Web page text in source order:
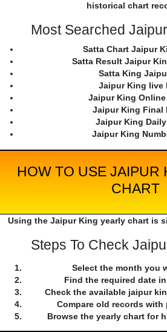
historical chart
Most Searched
Satta Chart Jaipur
Satta Result Jaipur
Satta King
Jaipur King live
Jaipur King
Jaipur King Final
Jaipur King
Jaipur King
HOW TO USE JAIPUR
CHART
Using the Jaipur King yearly chart is
Steps To Check
Select the month you
Find the required date
Check the available jaipur
Compare old records with
Browse the yearly chart for